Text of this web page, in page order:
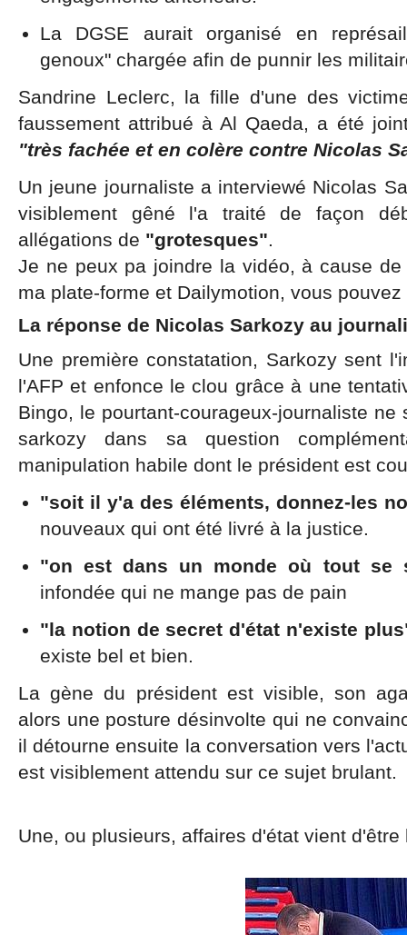
La DGSE aurait organisé en
genoux" chargée afin de punnir les
Sandrine Leclerc, la fille d'une des
faussement attribué à Al Qaeda, a été
"très fachée et en colère contre Nicolas
Un jeune journaliste a interviewé Nicolas
visiblement gêné l'a traité de façon
allégations de "grotesques".
Je ne peux pa joindre la vidéo, à cause
ma plate-forme et Dailymotion, vous
La réponse de Nicolas Sarkozy au
Une première constatation, Sarkozy sent
l'AFP et enfonce le clou grâce à une
Bingo, le pourtant-courageux-journaliste
sarkozy dans sa question
manipulation habile dont le président est
"soit il y'a des éléments, donnez-les
nouveaux qui ont été livré à la justice.
"on est dans un monde où tout se
infondée qui ne mange pas de pain
"la notion de secret d'état n'existe
existe bel et bien.
La gène du président est visible, son
alors une posture désinvolte qui ne
il détourne ensuite la conversation vers
est visiblement attendu sur ce sujet brulant.
Une, ou plusieurs, affaires d'état vient